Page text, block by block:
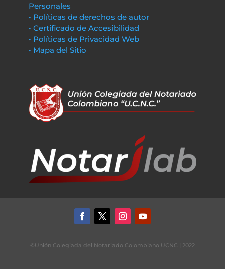
Personales
• Políticas de derechos de autor
• Certificado de Accesibilidad
• Políticas de Privacidad Web
• Mapa del Sitio
©Unión Colegiada del Notariado Colombiano UCNC | 2022